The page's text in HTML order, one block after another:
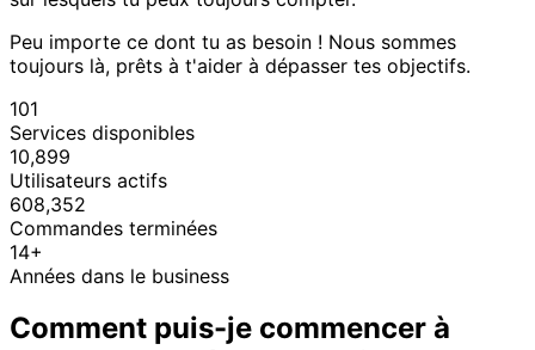
Peu importe ce dont tu as besoin ! Nous sommes
toujours là, prêts à t'aider à dépasser tes objectifs.
101
Services disponibles
10,899
Utilisateurs actifs
608,352
Commandes terminées
14+
Années dans le business
Comment puis-je commencer à